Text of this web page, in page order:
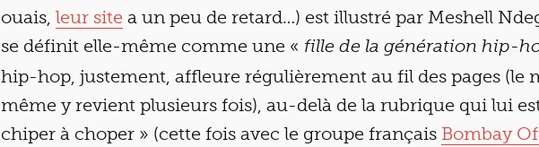
ouais, leur site a un peu de retard…) est illustré par Meshell
se définit elle-même comme une « fille de la génération hip-
hip-hop, justement, affleure régulièrement au fil des pages (le
même y revient plusieurs fois), au-delà de la rubrique qui lui
chiper à choper » (cette fois avec le groupe français Bombay